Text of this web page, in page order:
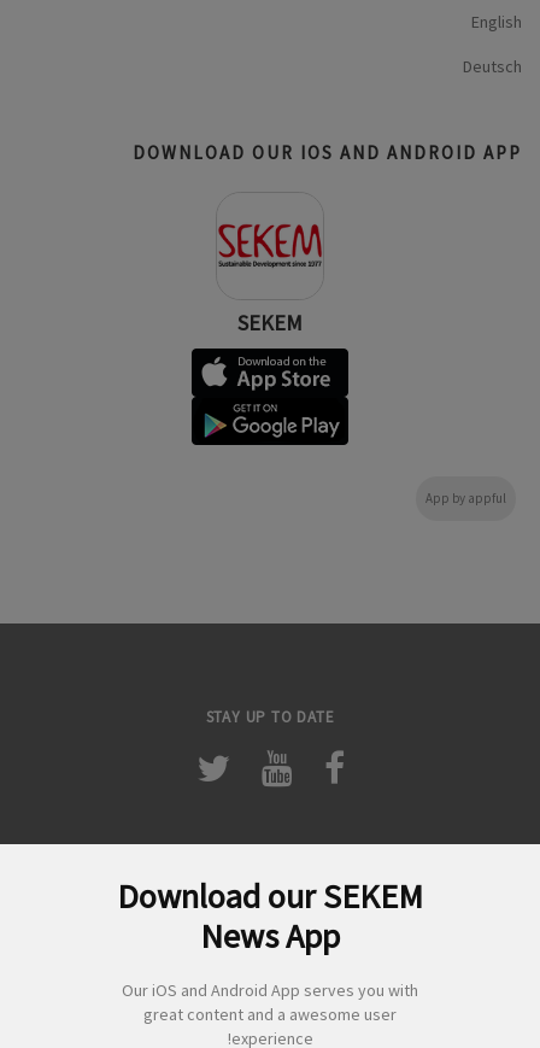
English
Deutsch
DOWNLOAD OUR IOS AND ANDROID APP
SEKEM
App by appful
STAY UP TO DATE
Download our SEKEM
News App
Our iOS and Android App serves you with
great content and a awesome user
experience!